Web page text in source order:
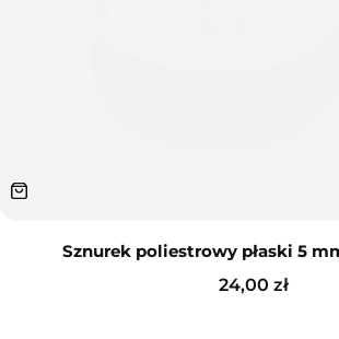
Sznurek poliestrowy płaski 5
24,00 zł